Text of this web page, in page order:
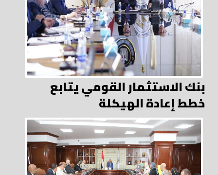
بنك الاستثمار القومي يتابع
خطط إعادة الهيكلة